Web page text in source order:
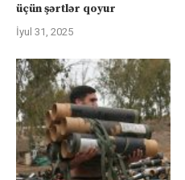
üçün şərtlər qoyur
İyul 31, 2025